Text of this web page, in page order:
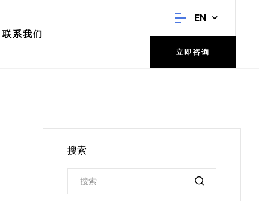
联系我们
EN
立即咨询
搜索